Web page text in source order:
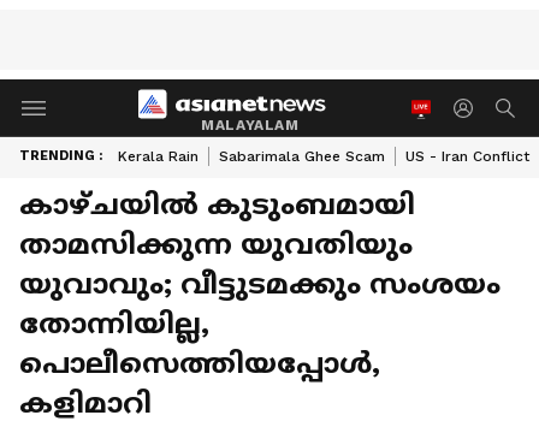
MALAYALAM
TRENDING : Kerala Rain Sabarimala Ghee Scam US - Iran Conflict
കാഴ്ചയിൽ കുടുംബമായി
താമസിക്കുന്ന യുവതിയും
യുവാവും; വീട്ടുടമക്കും സംശയം
തോന്നിയില്ല,
പൊലീസെത്തിയപ്പോൾ,
കളിമാറി